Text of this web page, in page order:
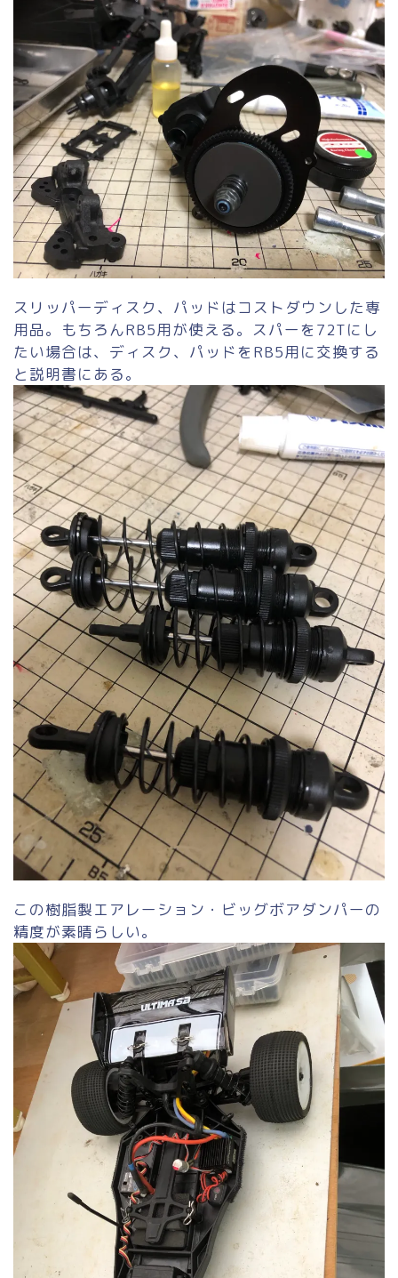
スリッパーディスク、パッドはコストダウンした専
用品。もちろんRB5用が使える。スパーを72Tにし
たい場合は、ディスク、パッドをRB5用に交換する
と説明書にある。
この樹脂製エアレーション・ビッグボアダンパーの
精度が素晴らしい。